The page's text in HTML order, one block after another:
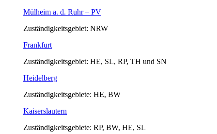
Mülheim a. d. Ruhr – PV
Zuständigkeitsgebiet: NRW
Frankfurt
Zuständigkeitsgebiet: HE, SL, RP, TH und SN
Heidelberg
Zuständigkeitsgebiete: HE, BW
Kaiserslautern
Zuständigkeitsgebiete: RP, BW, HE, SL